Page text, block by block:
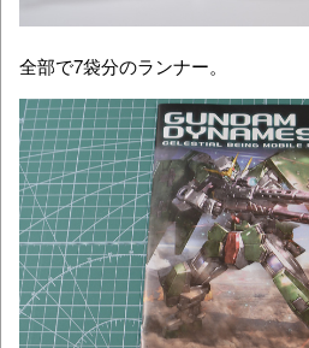
全部で7袋分のランナー。